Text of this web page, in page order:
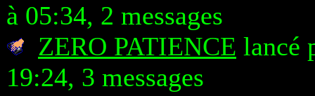
à 05:34, 2 messages
ZERO PATIENCE lancé
19:24, 3 messages